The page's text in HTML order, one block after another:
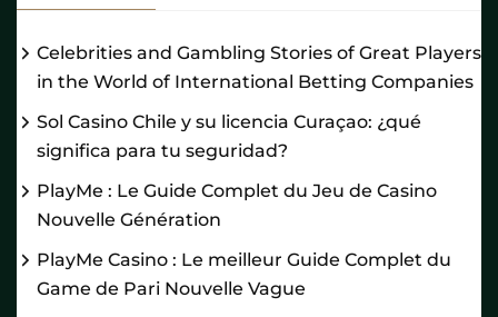
Celebrities and Gambling Stories of Great Players
in the World of International Betting Companies
Sol Casino Chile y su licencia Curaçao: ¿qué
significa para tu seguridad?
PlayMe : Le Guide Complet du Jeu de Casino
Nouvelle Génération
PlayMe Casino : Le meilleur Guide Complet du
Game de Pari Nouvelle Vague